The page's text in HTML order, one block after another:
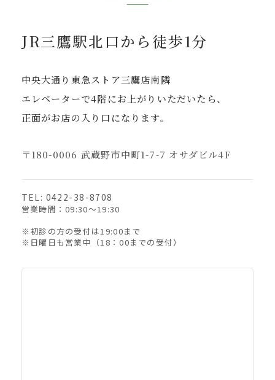
JR三鷹駅北口から徒歩1分
中央大通り東急ストア三鷹店南隣
エレベーターで4階にお上がりいただいたら、
正面がお店の入り口になります。
〒180-0006 武蔵野市中町1-7-7 オサダビル4F
TEL: 0422-38-8708
営業時間：09:30〜19:30
※初診の方の受付は19:00まで
※日曜日も営業中（18：00までの受付）